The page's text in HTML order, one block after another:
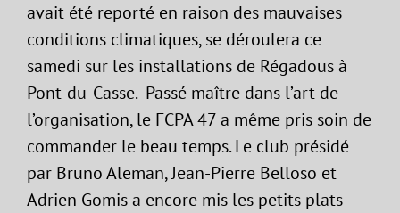
avait été reporté en raison des mauvaises
conditions climatiques, se déroulera ce
samedi sur les installations de Régadous à
Pont-du-Casse. Passé maître dans l’art de
l’organisation, le FCPA 47 a même pris soin de
commander le beau temps. Le club présidé
par Bruno Aleman, Jean-Pierre Belloso et
Adrien Gomis a encore mis les petits plats